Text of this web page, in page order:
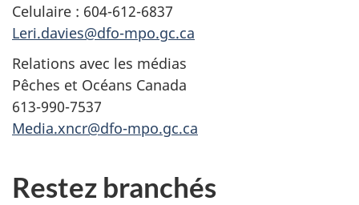
Celulaire : 604-612-6837
Leri.davies@dfo-mpo.gc.ca
Relations avec les médias
Pêches et Océans Canada
613-990-7537
Media.xncr@dfo-mpo.gc.ca
Restez branchés